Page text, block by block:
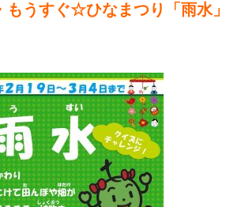
もうすぐ☆ひなまつり「雨水」